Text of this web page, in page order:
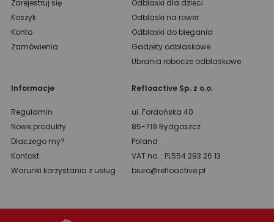
Zarejestruj się
Koszyk
Konto
Zamówienia
Odblaski dla dzieci
Odblaski na rower
Odblaski do biegania
Gadżety odblaskowe
Ubrania robocze odblaskowe
Informacje
Regulamin
Nowe produkty
Dlaczego my?
Kontakt
Warunki korzystania z usług
Refloactive Sp. z o.o.
ul. Fordońska 40
85-719 Bydgoszcz
Poland
VAT no. : PL554 293 26 13
biuro@refloactive.pl